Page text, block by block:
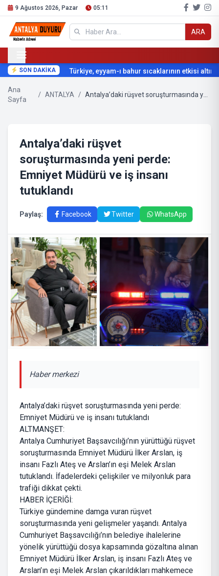
9 Ağustos 2026, Pazar 05:11
ARA
SON DAKİKA Türkiye, eyyam-ı bahur sıcaklarının etkisi altına
Ana
Sayfa
/ ANTALYA /
Antalya’daki rüşvet
soruşturmasında yeni perde:
Emniyet Müdürü ve iş insanı
tutuklandı
Paylaş: Facebook Twitter WhatsApp
Haber merkezi
Antalya’daki rüşvet soruşturmasında yeni perde:
Emniyet Müdürü ve iş insanı tutuklandı
ALTMANŞET:
Antalya Cumhuriyet Başsavcılığı’nın yürüttüğü rüşvet
soruşturmasında Emniyet Müdürü İlker Arslan, iş
insanı Fazlı Ateş ve Arslan’ın eşi Melek Arslan
tutuklandı. İfadelerdeki çelişkiler ve milyonluk para
trafiği dikkat çekti.
HABER İÇERİĞİ:
Türkiye gündemine damga vuran rüşvet
soruşturmasında yeni gelişmeler yaşandı. Antalya
Cumhuriyet Başsavcılığı’nın belediye ihalelerine
yönelik yürüttüğü dosya kapsamında gözaltına alınan
Emniyet Müdürü İlker Arslan, iş insanı Fazlı Ateş ve
Arslan’ın eşi Melek Arslan çıkarıldıkları mahkemece